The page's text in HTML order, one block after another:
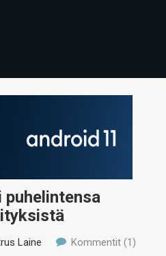
Laine Kommentit (1)